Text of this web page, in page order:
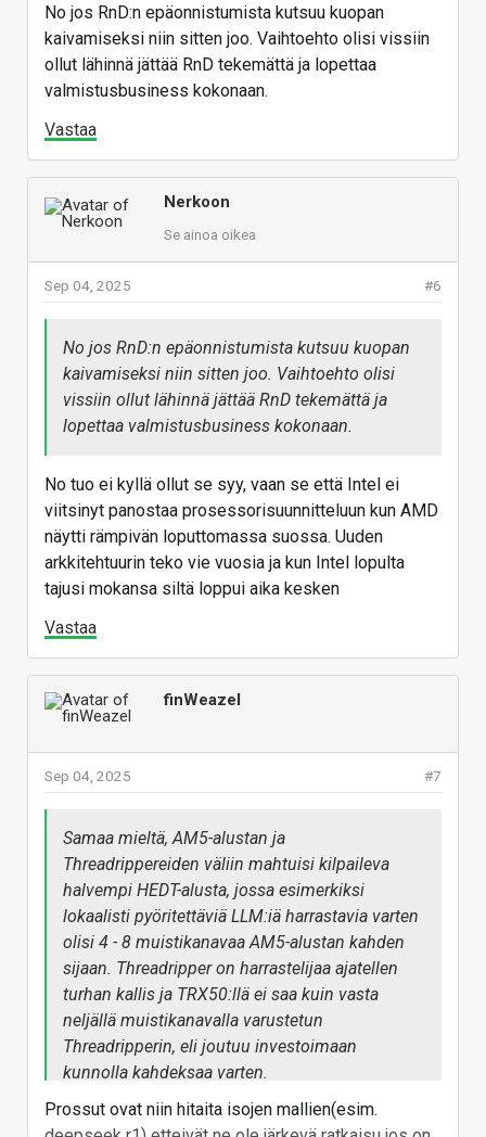
L2-Cache 16MiB (16x 1MiB)
L3-Cache 512MiB (16x32MiB) (16x yhden CPU:n
chiplettiä(!), loput 7/chiplet disabloitu) -> tukea olisi
16-kanavaiseen muistiväylään mitä alusta ei
kuitnkaan tue.
AMD Epyc 9275F (24 ydintä):
L3-Cache 256MiB ( 8x 32MiB)(8x kolmen CPU:n
chiplettiä, loput 5/chiplet disabloitu)
Vastaa
No jos RnD:n epäonnistumista kutsuu kuopan
kaivamiseksi niin sitten joo. Vaihtoehto olisi vissiin
ollut lähinnä jättää RnD tekemättä ja lopettaa
valmistusbusiness kokonaan.
Vastaa
Nerkoon
Se ainoa oikea
#6
Sep 04, 2025
No jos RnD:n epäonnistumista kutsuu kuopan
kaivamiseksi niin sitten joo. Vaihtoehto olisi
vissiin ollut lähinnä jättää RnD tekemättä ja
lopettaa valmistusbusiness kokonaan.
No tuo ei kyllä ollut se syy, vaan se että Intel ei
viitsinyt panostaa prosessorisuunnitteluun kun AMD
näytti rämpivän loputtomassa suossa. Uuden
arkkitehtuurin teko vie vuosia ja kun Intel lopulta
tajusi mokansa siltä loppui aika kesken
Vastaa
finWeazel
#7
Sep 04, 2025
Samaa mieltä, AM5-alustan ja
Threadrippereiden väliin mahtuisi kilpaileva
halvempi HEDT-alusta, jossa esimerkiksi
lokaalisti pyöritettäviä LLM:iä harrastavia varten
olisi 4 - 8 muistikanavaa AM5-alustan kahden
sijaan. Threadripper on harrastelijaa ajatellen
turhan kallis ja TRX50:llä ei saa kuin vasta
neljällä muistikanavalla varustetun
Threadripperin, eli joutuu investoimaan
kunnolla kahdeksaa varten.
Prossun keskusmuisti on käsittääkseni se
Prossut ovat niin hitaita isojen mallien(esim.